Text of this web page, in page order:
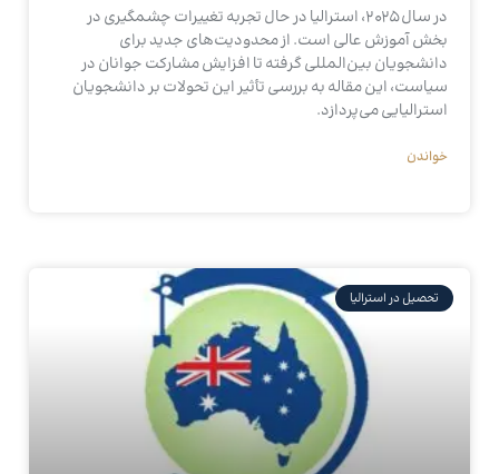
در سال ۲۰۲۵، استرالیا در حال تجربه تغییرات چشمگیری در
بخش آموزش عالی است. از محدودیت‌های جدید برای
دانشجویان بین‌المللی گرفته تا افزایش مشارکت جوانان در
سیاست، این مقاله به بررسی تأثیر این تحولات بر دانشجویان
استرالیایی می‌پردازد.
خواندن
تحصیل در استرالیا